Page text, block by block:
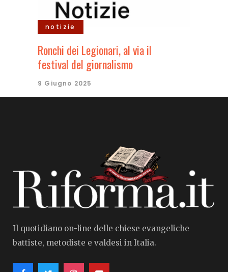
notizie
Ronchi dei Legionari, al via il
festival del giornalismo
9 Giugno 2025
Il quotidiano on-line delle chiese evangeliche
battiste, metodiste e valdesi in Italia.